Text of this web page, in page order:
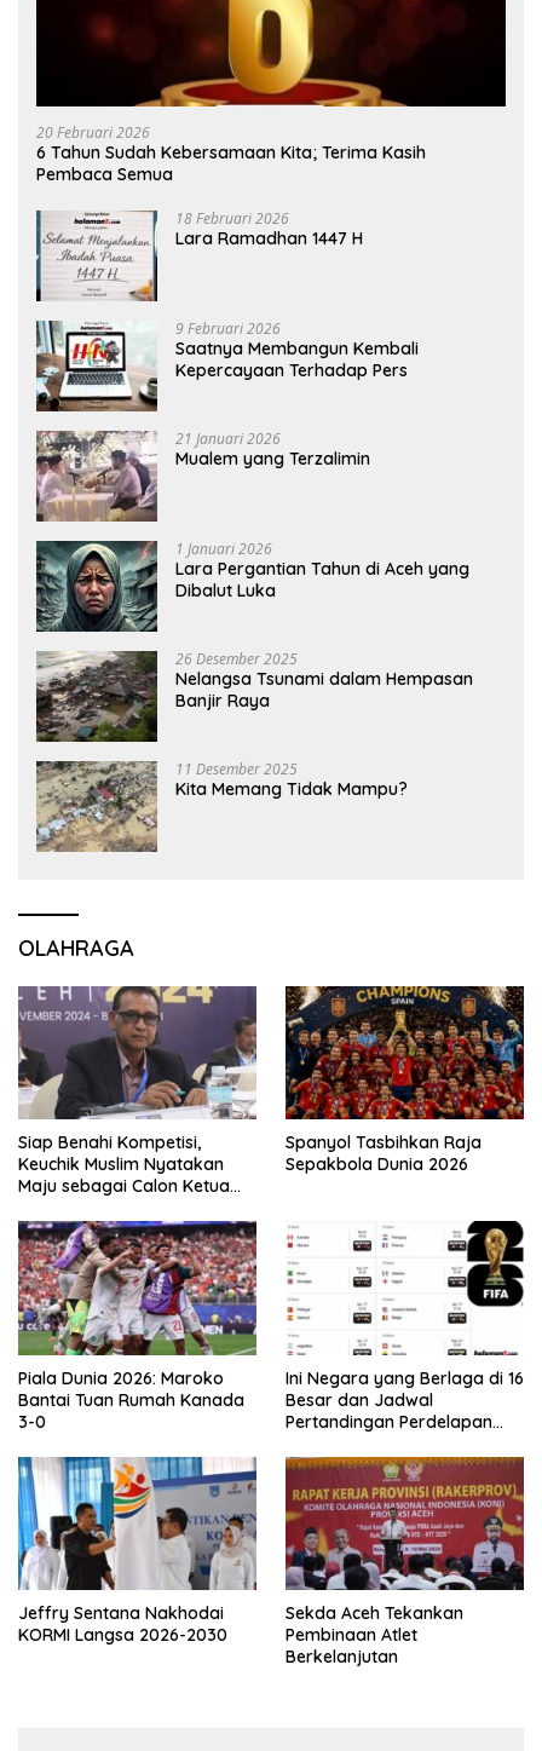
20 Februari 2026
6 Tahun Sudah Kebersamaan Kita; Terima Kasih
Pembaca Semua
18 Februari 2026
Lara Ramadhan 1447 H
9 Februari 2026
Saatnya Membangun Kembali
Kepercayaan Terhadap Pers
21 Januari 2026
Mualem yang Terzalimin
1 Januari 2026
Lara Pergantian Tahun di Aceh yang
Dibalut Luka
26 Desember 2025
Nelangsa Tsunami dalam Hempasan
Banjir Raya
11 Desember 2025
Kita Memang Tidak Mampu?
OLAHRAGA
Siap Benahi Kompetisi,
Keuchik Muslim Nyatakan
Maju sebagai Calon Ketua
Spanyol Tasbihkan Raja
Sepakbola Dunia 2026
Piala Dunia 2026: Maroko
Bantai Tuan Rumah Kanada
3-0
Ini Negara yang Berlaga di 16
Besar dan Jadwal
Pertandingan Perdelapan
Jeffry Sentana Nakhodai
KORMI Langsa 2026-2030
Sekda Aceh Tekankan
Pembinaan Atlet
Berkelanjutan